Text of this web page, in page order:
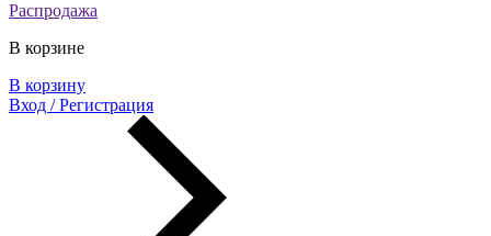
Распродажа
В корзине
В корзину
Вход / Регистрация